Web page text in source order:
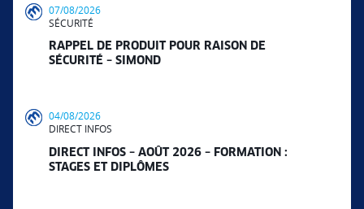
07/08/2026
SÉCURITÉ
RAPPEL DE PRODUIT POUR RAISON DE
SÉCURITÉ – SIMOND
04/08/2026
DIRECT INFOS
DIRECT INFOS – AOÛT 2026 – FORMATION :
STAGES ET DIPLÔMES